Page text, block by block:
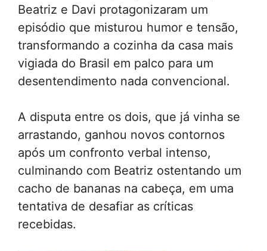
Beatriz e Davi protagonizaram um
episódio que misturou humor e tensão,
transformando a cozinha da casa mais
vigiada do Brasil em palco para um
desentendimento nada convencional.
A disputa entre os dois, que já vinha se
arrastando, ganhou novos contornos
após um confronto verbal intenso,
culminando com Beatriz ostentando um
cacho de bananas na cabeça, em uma
tentativa de desafiar as críticas
recebidas.